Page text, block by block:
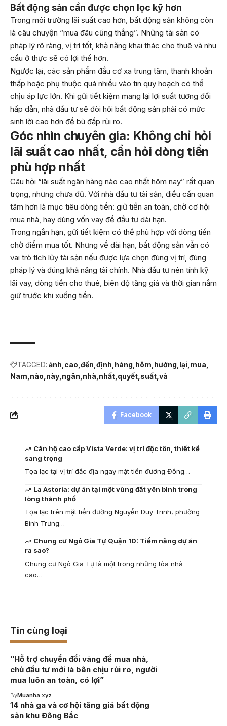
Bất động sản cần được chọn lọc kỹ hơn
Trong môi trường lãi suất cao hơn, bất động sản không còn
là câu chuyện “mua đâu cũng thắng”. Những tài sản có
pháp lý rõ ràng, vị trí tốt, khả năng khai thác cho thuê và nhu
cầu ở thực sẽ có lợi thế hơn.
Ngược lại, các sản phẩm đầu cơ xa trung tâm, thanh khoản
thấp hoặc phụ thuộc quá nhiều vào tin quy hoạch có thể
chịu áp lực lớn. Khi gửi tiết kiệm mang lại lợi suất tương đối
hấp dẫn, nhà đầu tư sẽ đòi hỏi bất động sản phải có mức
sinh lời cao hơn để bù đắp rủi ro.
Góc nhìn chuyên gia: Không chỉ hỏi
lãi suất cao nhất, cần hỏi dòng tiền
phù hợp nhất
Câu hỏi “lãi suất ngân hàng nào cao nhất hôm nay” rất quan
trọng, nhưng chưa đủ. Với nhà đầu tư tài sản, điều cần quan
tâm hơn là mục tiêu dòng tiền: giữ tiền an toàn, chờ cơ hội
mua nhà, hay dùng vốn vay để đầu tư dài hạn.
Trong ngắn hạn, gửi tiết kiệm có thể phù hợp với dòng tiền
chờ điểm mua tốt. Nhưng về dài hạn, bất động sản vẫn có
vai trò tích lũy tài sản nếu được lựa chọn đúng vị trí, đúng
pháp lý và đúng khả năng tài chính. Nhà đầu tư nên tính kỹ
lãi vay, dòng tiền cho thuê, biên độ tăng giá và thời gian nắm
giữ trước khi xuống tiền.
TAGGED: ảnh cao đến định hàng hôm hướng lại mua
Nam nào này ngân nhà nhất quyết suất và
Facebook
Căn hộ cao cấp Vista Verde: vị trí độc tôn, thiết kế
sang trọng
Tọa lạc tại vị trí đắc địa ngay mặt tiền đường Đồng…
La Astoria: dự án tại một vùng đất yên bình trong
lòng thành phố
Tọa lạc trên mặt tiền đường Nguyễn Duy Trinh, phường
Bình Trưng…
Chung cư Ngô Gia Tự Quận 10: Tiềm năng dự án
ra sao?
Chung cư Ngô Gia Tự là một trong những tòa nhà
cao…
Tin cùng loại
“Hỗ trợ chuyển đổi vàng để mua nhà,
chủ đầu tư mới là bên chịu rủi ro, người
mua luôn an toàn, có lợi”
ByMuanha.xyz
14 nhà ga và cơ hội tăng giá bất động
sản khu Đông Bắc